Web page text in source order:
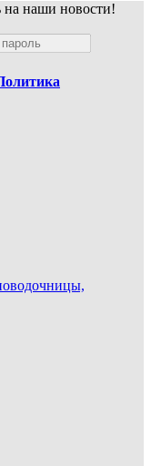
на наши новости!